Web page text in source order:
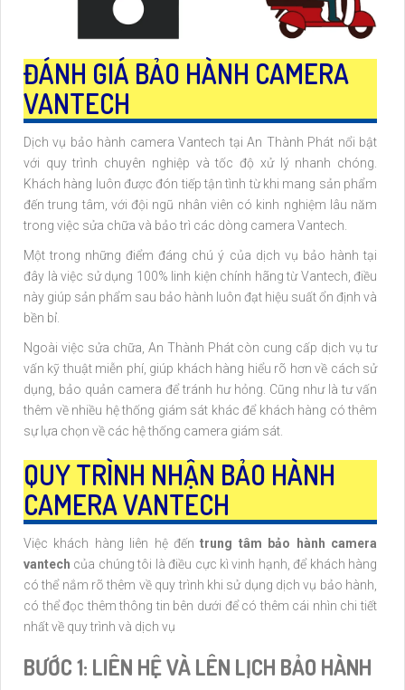
ĐÁNH GIÁ BẢO HÀNH CAMERA
VANTECH
Dịch vụ bảo hành camera Vantech tại An Thành Phát nổi bật
với quy trình chuyên nghiệp và tốc độ xử lý nhanh chóng.
Khách hàng luôn được đón tiếp tận tình từ khi mang sản phẩm
đến trung tâm, với đội ngũ nhân viên có kinh nghiệm lâu năm
trong việc sửa chữa và bảo trì các dòng camera Vantech.
Một trong những điểm đáng chú ý của dịch vụ bảo hành tại
đây là việc sử dụng 100% linh kiện chính hãng từ Vantech, điều
này giúp sản phẩm sau bảo hành luôn đạt hiệu suất ổn định và
bền bỉ.
Ngoài việc sửa chữa, An Thành Phát còn cung cấp dịch vụ tư
vấn kỹ thuật miễn phí, giúp khách hàng hiểu rõ hơn về cách sử
dụng, bảo quản camera để tránh hư hỏng. Cũng như là tư vấn
thêm về nhiều hệ thống giám sát khác để khách hàng có thêm
sự lựa chọn về các hệ thống camera giám sát.
QUY TRÌNH NHẬN BẢO HÀNH
CAMERA VANTECH
Việc khách hàng liên hệ đếntrung tâm bảo hành camera
vantech của chúng tôi là điều cực kì vinh hạnh, để khách hàng
có thể nắm rõ thêm về quy trình khi sử dụng dịch vụ bảo hành,
có thể đọc thêm thông tin bên dưới để có thêm cái nhìn chi tiết
nhất về quy trình và dịch vụ
BƯỚC 1: LIÊN HỆ VÀ LÊN LỊCH BẢO HÀNH